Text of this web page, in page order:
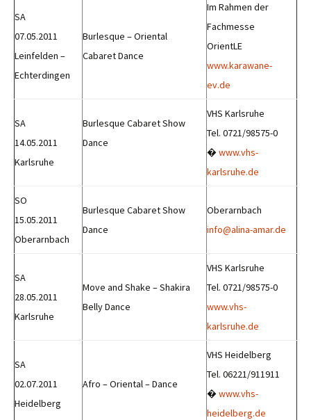
SA
07.05.2011
Leinfelden –
Echterdingen
Burlesque – Oriental
Cabaret Dance
Im Rahmen der
Fachmesse
OrientLE
www.karawane-
ev.de
SA
14.05.2011
Karlsruhe
Burlesque Cabaret Show
Dance
VHS Karlsruhe
Tel. 0721/98575-0
�www.vhs-
karlsruhe.de
SO
15.05.2011
Oberarnbach
Burlesque Cabaret Show
Dance
Oberarnbach
info@alina-amar.de
SA
28.05.2011
Karlsruhe
Move and Shake – Shakira
Belly Dance
VHS Karlsruhe
Tel. 0721/98575-0
www.vhs-
karlsruhe.de
SA
02.07.2011
Heidelberg
Afro – Oriental – Dance
VHS Heidelberg
Tel. 06221/911911
�www.vhs-
heidelberg.de